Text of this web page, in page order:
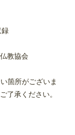
教協会
箇所がございま
了承ください。